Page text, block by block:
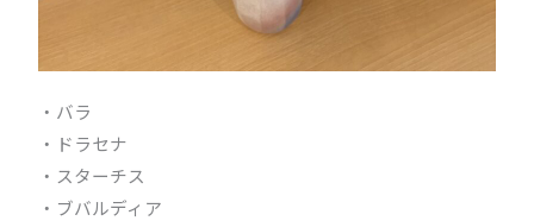
・バラ
・ドラセナ
・スターチス
・ブバルディア